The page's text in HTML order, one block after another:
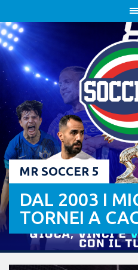
to
content
MR SOCCER 5
DAL 2003 I
TORNEI A